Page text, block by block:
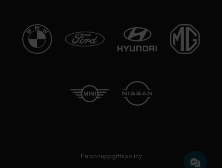
Personuppgiftspolicy